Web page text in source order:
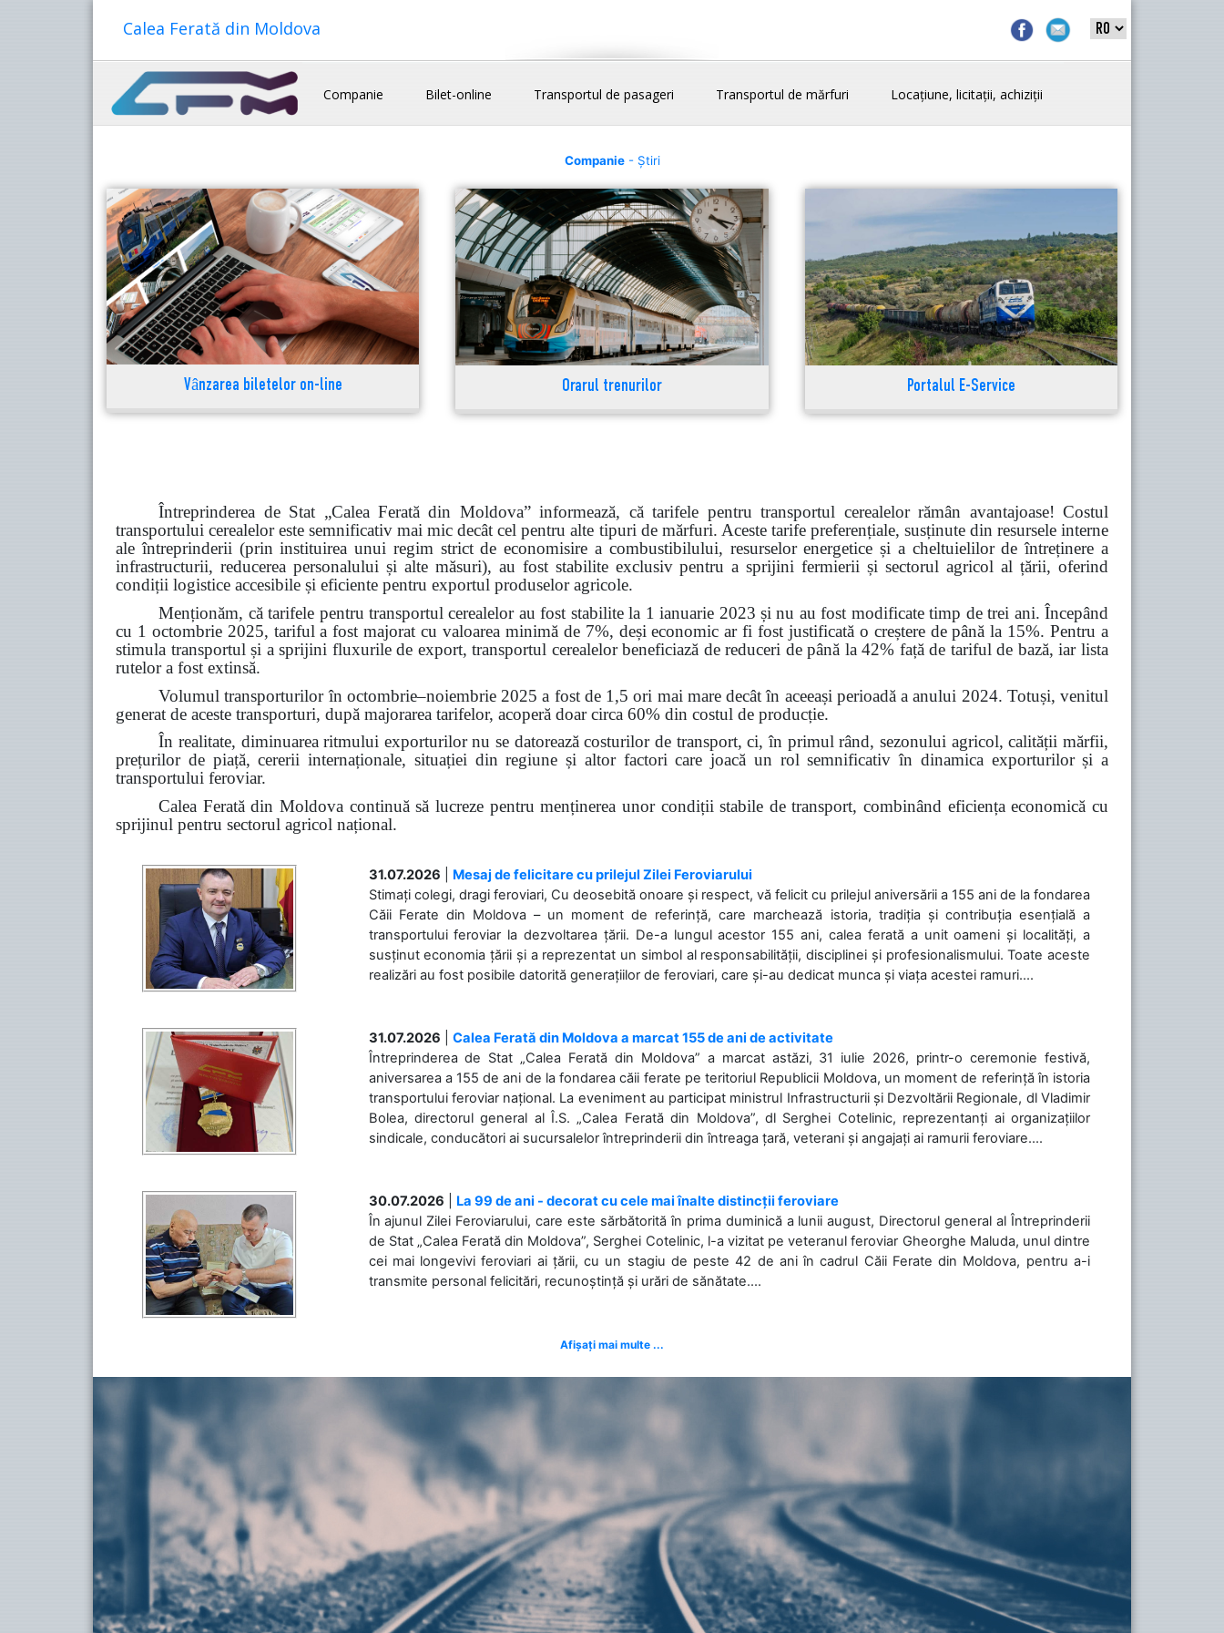
Calea Ferată din Moldova
Companie Bilet-online Transportul de pasageri Transportul de mărfuri Locațiune, licitații, achiziții
Companie- Știri
Vânzarea biletelor on-line Orarul trenurilor Portalul E-Service
Întreprinderea de Stat „Calea Ferată din Moldova” informează, că tarifele pentru transportul cerealelor rămân avantajoase! Costul
transportului cerealelor este semnificativ mai mic decât cel pentru alte tipuri de mărfuri. Aceste tarife preferențiale, susținute din resursele interne
ale întreprinderii (prin instituirea unui regim strict de economisire a combustibilului, resurselor energetice și a cheltuielilor de întreținere a
infrastructurii, reducerea personalului și alte măsuri), au fost stabilite exclusiv pentru a sprijini fermierii și sectorul agricol al țării, oferind
condiții logistice accesibile și eficiente pentru exportul produselor agricole.
Menționăm, că tarifele pentru transportul cerealelor au fost stabilite la 1 ianuarie 2023 și nu au fost modificate timp de trei ani. Începând
cu 1 octombrie 2025, tariful a fost majorat cu valoarea minimă de 7%, deși economic ar fi fost justificată o creștere de până la 15%. Pentru a
stimula transportul și a sprijini fluxurile de export, transportul cerealelor beneficiază de reduceri de până la 42% față de tariful de bază, iar lista
rutelor a fost extinsă.
Volumul transporturilor în octombrie–noiembrie 2025 a fost de 1,5 ori mai mare decât în aceeași perioadă a anului 2024. Totuși, venitul
generat de aceste transporturi, după majorarea tarifelor, acoperă doar circa 60% din costul de producție.
În realitate, diminuarea ritmului exporturilor nu se datorează costurilor de transport, ci, în primul rând, sezonului agricol, calității mărfii,
prețurilor de piață, cererii internaționale, situației din regiune și altor factori care joacă un rol semnificativ în dinamica exporturilor și a
transportului feroviar.
Calea Ferată din Moldova continuă să lucreze pentru menținerea unor condiții stabile de transport, combinând eficiența economică cu
sprijinul pentru sectorul agricol național.
31.07.2026
Mesaj de felicitare cu prilejul Zilei Feroviarului
Stimați colegi, dragi feroviari, Cu deosebită onoare și respect, vă felicit cu prilejul aniversării a 155 ani de la fondarea
Căii Ferate din Moldova – un moment de referință, care marchează istoria, tradiția și contribuția esențială a
transportului feroviar la dezvoltarea țării. De-a lungul acestor 155 ani, calea ferată a unit oameni și localități, a
susținut economia țării și a reprezentat un simbol al responsabilității, disciplinei și profesionalismului. Toate aceste
realizări au fost posibile datorită generațiilor de feroviari, care și-au dedicat munca și viața acestei ramuri....
31.07.2026
Calea Ferată din Moldova a marcat 155 de ani de activitate
Întreprinderea de Stat „Calea Ferată din Moldova” a marcat astăzi, 31 iulie 2026, printr-o ceremonie festivă,
aniversarea a 155 de ani de la fondarea căii ferate pe teritoriul Republicii Moldova, un moment de referință în istoria
transportului feroviar național. La eveniment au participat ministrul Infrastructurii și Dezvoltării Regionale, dl Vladimir
Bolea, directorul general al Î.S. „Calea Ferată din Moldova”, dl Serghei Cotelinic, reprezentanți ai organizațiilor
sindicale, conducători ai sucursalelor întreprinderii din întreaga țară, veterani și angajați ai ramurii feroviare....
30.07.2026
La 99 de ani - decorat cu cele mai înalte distincții feroviare
În ajunul Zilei Feroviarului, care este sărbătorită în prima duminică a lunii august, Directorul general al Întreprinderii
de Stat „Calea Ferată din Moldova”, Serghei Cotelinic, l-a vizitat pe veteranul feroviar Gheorghe Maluda, unul dintre
cei mai longevivi feroviari ai țării, cu un stagiu de peste 42 de ani în cadrul Căii Ferate din Moldova, pentru a-i
transmite personal felicitări, recunoștință și urări de sănătate....
Afișați mai multe ...